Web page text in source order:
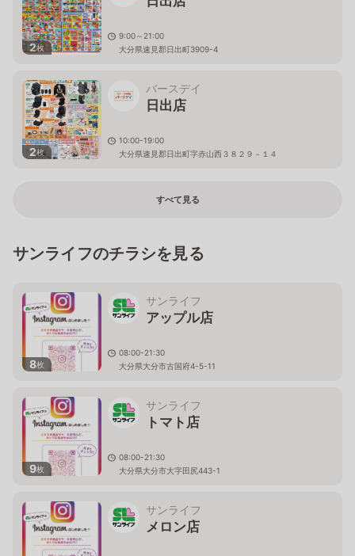
2枚
9:00～21:00
大分県速見郡日出町3909-4
2枚
バースデイ
日出店
10:00-19:00
大分県速見郡日出町字赤山西３８２９－１４
すべて見る
サンライフのチラシを見る
8枚
サンライフ
アップル店
08:00-21:30
大分県大分市古国府4-5-11
9枚
サンライフ
トマト店
08:00-21:30
大分県大分市大字田尻443-1
サンライフ
メロン店